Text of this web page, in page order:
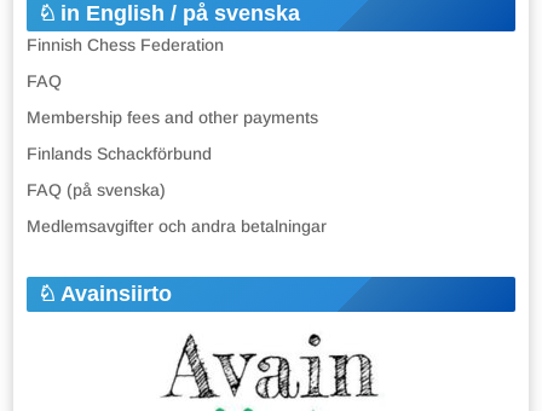
in English / på svenska
Finnish Chess Federation
FAQ
Membership fees and other payments
Finlands Schackförbund
FAQ (på svenska)
Medlemsavgifter och andra betalningar
Avainsiirto